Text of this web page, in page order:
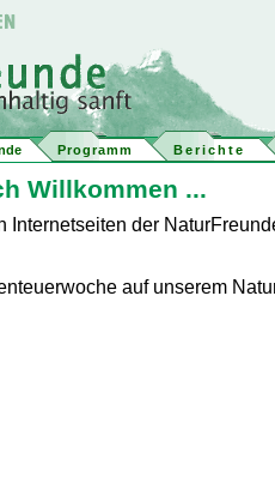
Programm Berichte
Willkommen ...
Internetseiten der
auf unserem